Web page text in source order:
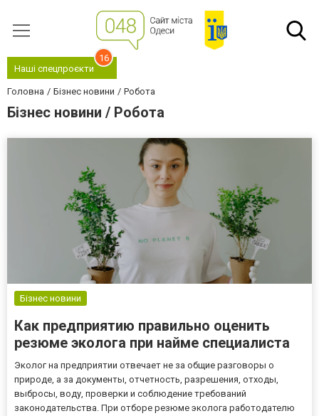
Наші спецпроєкти
16
Головна Бізнес новини Робота
Бізнес новини / Робота
Бізнес новини
Как предприятию правильно оценить
резюме эколога при найме специалиста
Эколог на предприятии отвечает не за общие разговоры о
природе, а за документы, отчетность, разрешения, отходы,
выбросы, воду, проверки и соблюдение требований
законодательства. При отборе резюме эколога работодателю